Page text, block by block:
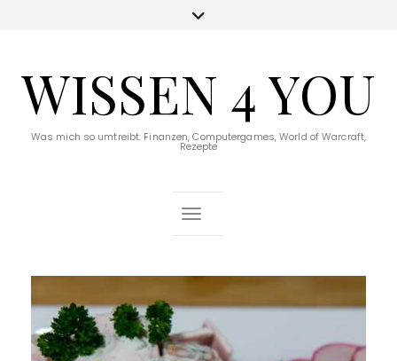
WISSEN 4 YOU
Was mich so umtreibt: Finanzen, Computergames, World of Warcraft,
Rezepte
Toggle Navigation